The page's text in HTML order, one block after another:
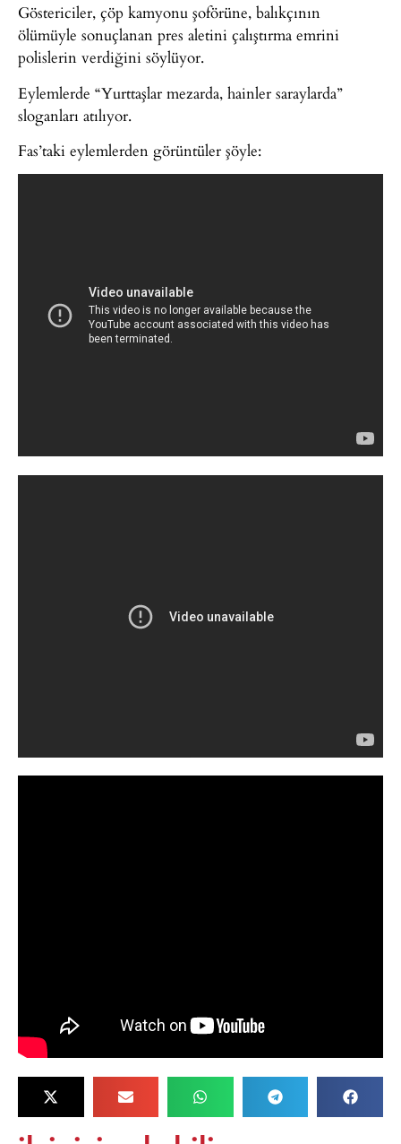
Göstericiler, çöp kamyonu şoförüne, balıkçının
ölümüyle sonuçlanan pres aletini çalıştırma emrini
polislerin verdiğini söylüyor.
Eylemlerde “Yurttaşlar mezarda, hainler saraylarda”
sloganları atılıyor.
Fas’taki eylemlerden görüntüler şöyle: